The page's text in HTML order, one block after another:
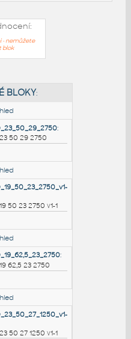
- nemůžete
blok
BLOKY
23 50 29 2750